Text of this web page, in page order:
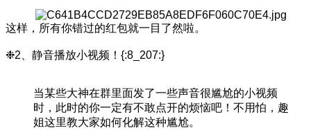
这样，所有你错过的红包就一目了然啦。
❉2、静音播放小视频！{:8_207:}
当某些大神在群里面发了一些声音很尴尬的小视频
时，此时的你一定有不敢点开的烦恼吧！不用怕，趣
姐这里教大家如何化解这种尴尬。